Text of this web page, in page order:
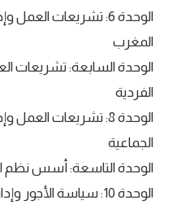
الوحدة 6: تشريعات
المغرب
الوحدة السابعة: تشريعات
الفردية
الوحدة 8: تشريعات
الجماعية
الوحدة التاسعة: أسس نظم
الوحدة 10: سياسة الأجور وإدارة الرواتب